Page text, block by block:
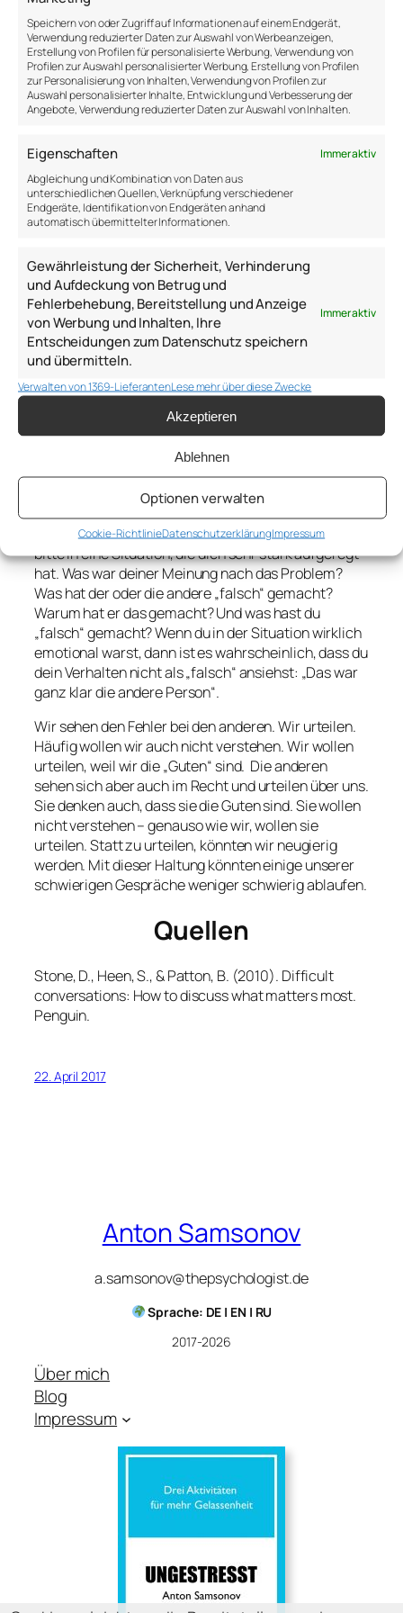
Speichern von oder Zugriff auf Informationen auf einem Endgerät,
Verwendung reduzierter Daten zur Auswahl von Werbeanzeigen,
Erstellung von Profilen für personalisierte Werbung, Verwendung von
Profilen zur Auswahl personalisierter Werbung, Erstellung von Profilen
zur Personalisierung von Inhalten, Verwendung von Profilen zur
Auswahl personalisierter Inhalte, Entwicklung und Verbesserung der
Angebote, Verwendung reduzierter Daten zur Auswahl von Inhalten.
Eigenschaften
Immer aktiv
Abgleichung und Kombination von Daten aus
unterschiedlichen Quellen, Verknüpfung verschiedener
Endgeräte, Identifikation von Endgeräten anhand
automatisch übermittelter Informationen.
Gewährleistung der Sicherheit, Verhinderung
und Aufdeckung von Betrug und
Fehlerbehebung, Bereitstellung und Anzeige
von Werbung und Inhalten, Ihre
Entscheidungen zum Datenschutz speichern
und übermitteln.
Immer aktiv
Verwalten von 1369-LieferantenLese mehr über diese Zwecke
Akzeptieren
Ablehnen
Optionen verwalten
Cookie-RichtlinieDatenschutzerklärungImpressum
Diffucult Conversations,
Patton (2010) verschiedene Ansätze vor, wie an
solche schwierigen Gespräche produktiv
rangegangen werden kann. Eines der Kernideen der
Autoren ist die Einstellung, mit der man in das
Gespräch geht:
Verständnis statt Urteil
Wenn man also darauf eingestellt ist, jemanden zu
verstehen und nicht ein Urteil abgeben zu wollen,
Bewusstsein voraus, dass wir nicht die volle,
objektive „Wahrheit“ kennen, sondern dass die
andere Person eine Perspektive hat, die wir noch
nicht kennengelernt haben. Das ist keine Technik,
sondern eine Haltung. Nur wenn ich wirklich
Perspektive hat und es keine einzig wahre
Sichtweise gibt, kann ich neugierig sein.
Was hat den anderen
veranlasst, so zu handeln?
Es ist leichter gesagt als getan. Versetze dich jetzt
bitte in eine Situation, die dich sehr stark aufgeregt
hat. Was war deiner Meinung nach das Problem?
Was hat der oder die andere „falsch“ gemacht?
Warum hat er das gemacht? Und was hast du
„falsch“ gemacht? Wenn du in der Situation wirklich
emotional warst, dann ist es wahrscheinlich, dass du
dein Verhalten nicht als „falsch“ ansiehst: „Das war
ganz klar die andere Person“.
Wir sehen den Fehler bei den anderen. Wir urteilen.
Häufig wollen wir auch nicht verstehen. Wir wollen
urteilen, weil wir die „Guten“ sind. Die anderen
sehen sich aber auch im Recht und urteilen über uns.
Sie denken auch, dass sie die Guten sind. Sie wollen
nicht verstehen – genauso wie wir, wollen sie
urteilen. Statt zu urteilen, könnten wir neugierig
werden. Mit dieser Haltung könnten einige unserer
schwierigen Gespräche weniger schwierig ablaufen.
Quellen
Stone, D., Heen, S., & Patton, B. (2010). Difficult
conversations: How to discuss what matters most.
Penguin.
22. April 2017
Anton Samsonov
a.samsonov@thepsychologist.de
Sprache: DE | EN | RU
2017-2026
Über mich
Blog
Impressum